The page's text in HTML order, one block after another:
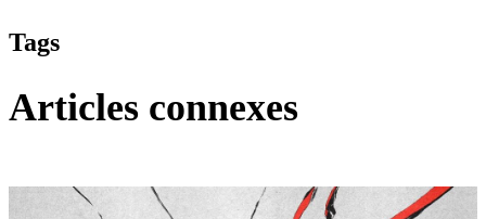
Tags
Articles connexes